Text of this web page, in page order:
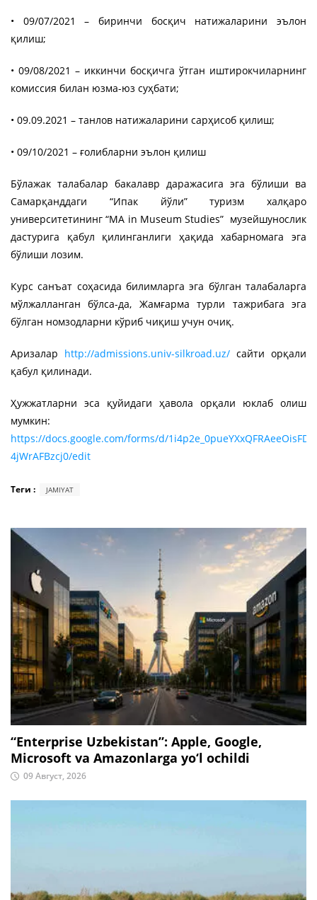
• 09/07/2021 – биринчи босқич натижаларини эълон
қилиш;
• 09/08/2021 – иккинчи босқичга ўтган иштирокчиларнинг
комиссия билан юзма-юз суҳбати;
• 09.09.2021 – танлов натижаларини сарҳисоб қилиш;
• 09/10/2021 – ғолибларни эълон қилиш
Бўлажак талабалар бакалавр даражасига эга бўлиши ва
Самарқанддаги “Ипак йўли” туризм халқаро
университетининг “MA in Museum Studies” музейшунослик
дастурига қабул қилинганлиги ҳақида хабарномага эга
бўлиши лозим.
Курс санъат соҳасида билимларга эга бўлган талабаларга
мўлжалланган бўлса-да, Жамғарма турли тажрибага эга
бўлган номзодларни кўриб чиқиш учун очиқ.
Aризалар http://admissions.univ-silkroad.uz/ сайти орқали
қабул қилинади.
Ҳужжатларни эса қуйидаги ҳавола орқали юклаб олиш
мумкин:
https://docs.google.com/forms/d/
4jWrAFBzcj0/edit
Теги : JAMIYAT
“Enterprise Uzbekistan”: Apple, Google,
Microsoft va Amazonlarga yo‘l ochildi
09 Август, 2026